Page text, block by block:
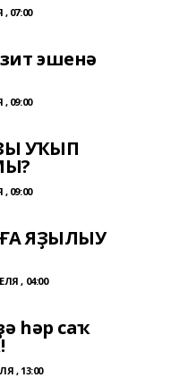
07:00
эшенә
09:00
УҠЫП
09:00
ЯҘЫЛЫУ
, 04:00
һәр саҡ
, 13:00